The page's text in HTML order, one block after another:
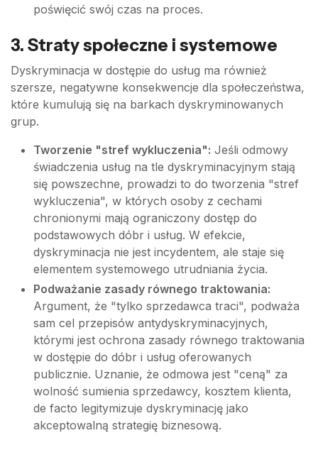
poświęcić swój czas na proces.
3. Straty społeczne i systemowe
Dyskryminacja w dostępie do usług ma również
szersze, negatywne konsekwencje dla społeczeństwa,
które kumulują się na barkach dyskryminowanych
grup.
Tworzenie "stref wykluczenia": Jeśli odmowy
świadczenia usług na tle dyskryminacyjnym stają
się powszechne, prowadzi to do tworzenia "stref
wykluczenia", w których osoby z cechami
chronionymi mają ograniczony dostęp do
podstawowych dóbr i usług. W efekcie,
dyskryminacja nie jest incydentem, ale staje się
elementem systemowego utrudniania życia.
Podważanie zasady równego traktowania:
Argument, że "tylko sprzedawca traci", podważa
sam cel przepisów antydyskryminacyjnych,
którymi jest ochrona zasady równego traktowania
w dostępie do dóbr i usług oferowanych
publicznie. Uznanie, że odmowa jest "ceną" za
wolność sumienia sprzedawcy, kosztem klienta,
de facto legitymizuje dyskryminację jako
akceptowalną strategię biznesową.